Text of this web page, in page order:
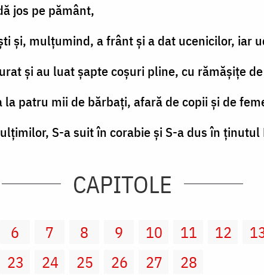
jos pe pământ,
şi, mulţumind, a frânt şi a dat ucenicilor, iar
şi au luat şapte coşuri pline, cu rămăşiţe
la patru mii de bărbaţi, afară de copii şi de
S-a suit în corabie şi S-a dus în ţinutul
CAPITOLE
6 7 8 9 10 11 12
23 24 25 26 27 28